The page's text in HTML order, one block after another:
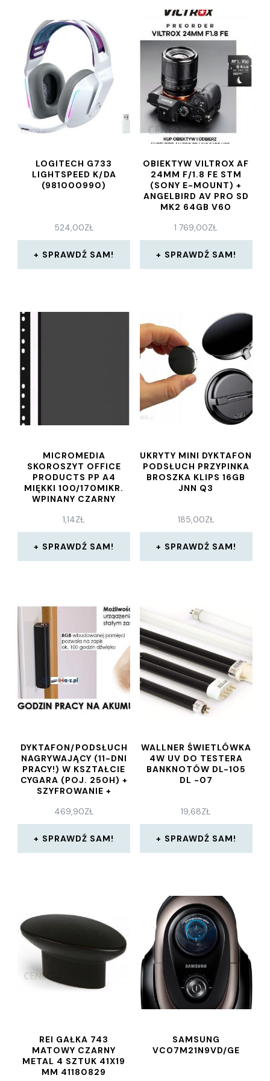
LOGITECH G733
LIGHTSPEED K/DA
(981000990)
524,00ZŁ
SPRAWDŹ SAM!
OBIEKTYW VILTROX AF
24MM F/1.8 FE STM
(SONY E-MOUNT) +
ANGELBIRD AV PRO SD
MK2 64GB V60
1 769,00ZŁ
SPRAWDŹ SAM!
MICROMEDIA
SKOROSZYT OFFICE
PRODUCTS PP A4
MIĘKKI 100/170MIKR.
WPINANY CZARNY
1,14ZŁ
SPRAWDŹ SAM!
UKRYTY MINI DYKTAFON
PODSŁUCH PRZYPINKA
BROSZKA KLIPS 16GB
JNN Q3
185,00ZŁ
SPRAWDŹ SAM!
DYKTAFON/PODSŁUCH
NAGRYWAJĄCY (11-DNI
PRACY!) W KSZTAŁCIE
CYGARA (POJ. 250H) +
SZYFROWANIE +
469,90ZŁ
SPRAWDŹ SAM!
WALLNER ŚWIETLÓWKA
4W UV DO TESTERA
BANKNOTÓW DL-105
DL -07
19,68ZŁ
SPRAWDŹ SAM!
REI GAŁKA 743
MATOWY CZARNY
METAL 4 SZTUK 41X19
MM 41180829
SAMSUNG
VC07M21N9VD/GE